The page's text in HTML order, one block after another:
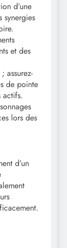
d’une
et des
assurez-
de pointe
actifs.
lors des
d’un